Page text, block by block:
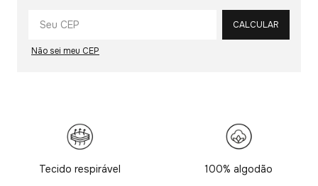
Alterar CEP
CALCULAR
Não sei meu CEP
Tecido respirável 100% algodão